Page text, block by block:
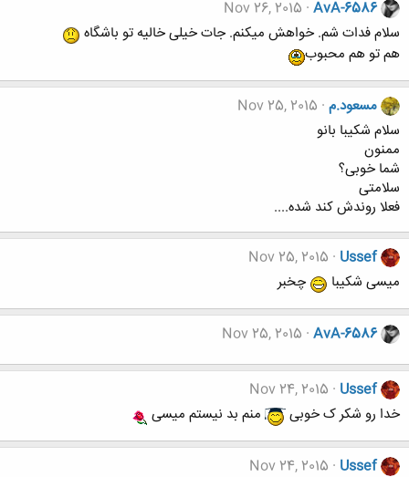
AvA-6586
Nov 26, 2015
سلام فدات شم. خواهش میکنم. جات خیلی خالیه تو باشگاه
هم تو هم محبوب
مسعود.م Nov 25, 2015
سلام شکیبا بانو
ممنون
شما خوبی؟
سلامتی
فعلا روندش کند شده....
Ussef
Nov 25, 2015
میسی شکیبا
چخبر
AvA-6586
Nov 25, 2015
Ussef
Nov 24, 2015
خدا رو شکر ک خوبی
منم بد نیستم میسی
Ussef
Nov 24, 2015